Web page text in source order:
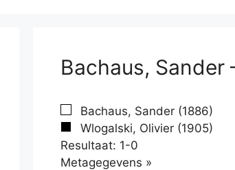
Bachaus, Sander
Bachaus, Sander (1886)
Wlogalski, Olivier (1905)
Resultaat: 1-0
Metagegevens »